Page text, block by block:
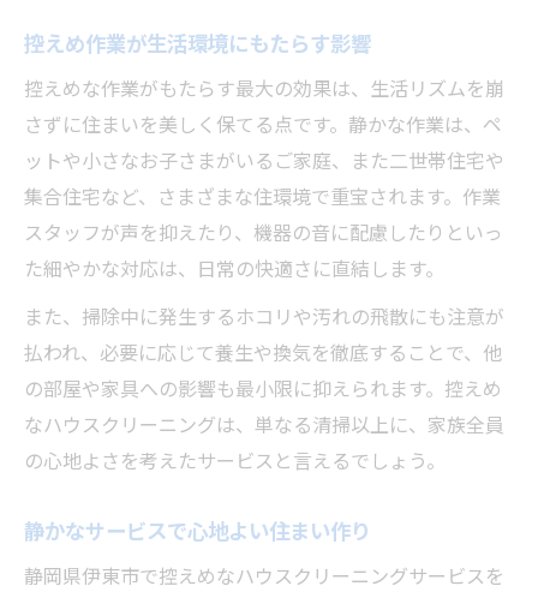
控えめ作業が生活環境にもたらす影響
控えめな作業がもたらす最大の効果は、生活リズムを崩
さずに住まいを美しく保てる点です。静かな作業は、ペ
ットや小さなお子さまがいるご家庭、また二世帯住宅や
集合住宅など、さまざまな住環境で重宝されます。作業
スタッフが声を抑えたり、機器の音に配慮したりといっ
た細やかな対応は、日常の快適さに直結します。
また、掃除中に発生するホコリや汚れの飛散にも注意が
払われ、必要に応じて養生や換気を徹底することで、他
の部屋や家具への影響も最小限に抑えられます。控えめ
なハウスクリーニングは、単なる清掃以上に、家族全員
の心地よさを考えたサービスと言えるでしょう。
静かなサービスで心地よい住まい作り
静岡県伊東市で控えめなハウスクリーニングサービスを